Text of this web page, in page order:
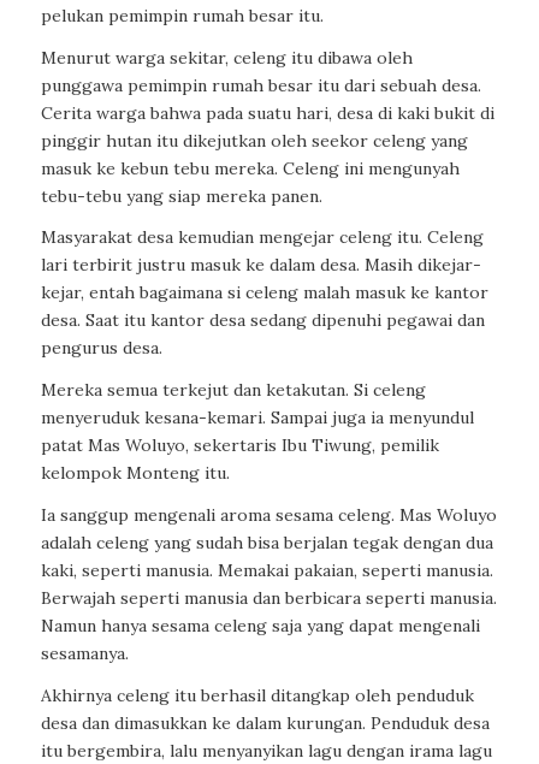
pelukan pemimpin rumah besar itu.
Menurut warga sekitar, celeng itu dibawa oleh
punggawa pemimpin rumah besar itu dari sebuah desa.
Cerita warga bahwa pada suatu hari, desa di kaki bukit di
pinggir hutan itu dikejutkan oleh seekor celeng yang
masuk ke kebun tebu mereka. Celeng ini mengunyah
tebu-tebu yang siap mereka panen.
Masyarakat desa kemudian mengejar celeng itu. Celeng
lari terbirit justru masuk ke dalam desa. Masih dikejar-
kejar, entah bagaimana si celeng malah masuk ke kantor
desa. Saat itu kantor desa sedang dipenuhi pegawai dan
pengurus desa.
Mereka semua terkejut dan ketakutan. Si celeng
menyeruduk kesana-kemari. Sampai juga ia menyundul
patat Mas Woluyo, sekertaris Ibu Tiwung, pemilik
kelompok Monteng itu.
Ia sanggup mengenali aroma sesama celeng. Mas Woluyo
adalah celeng yang sudah bisa berjalan tegak dengan dua
kaki, seperti manusia. Memakai pakaian, seperti manusia.
Berwajah seperti manusia dan berbicara seperti manusia.
Namun hanya sesama celeng saja yang dapat mengenali
sesamanya.
Akhirnya celeng itu berhasil ditangkap oleh penduduk
desa dan dimasukkan ke dalam kurungan. Penduduk desa
itu bergembira, lalu menyanyikan lagu dengan irama lagu